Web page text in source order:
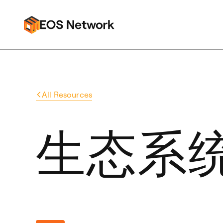
All Resources
生态系